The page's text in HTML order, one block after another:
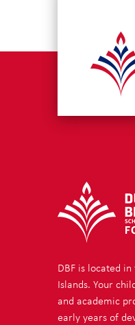
DBF is located
Islands. Your
and academic
early years of